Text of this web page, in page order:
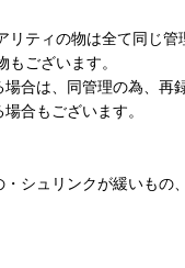
ティの物は全て同じ管
ございます。
合は、同管理の為、再
合もございます。
シュリンクが緩いもの